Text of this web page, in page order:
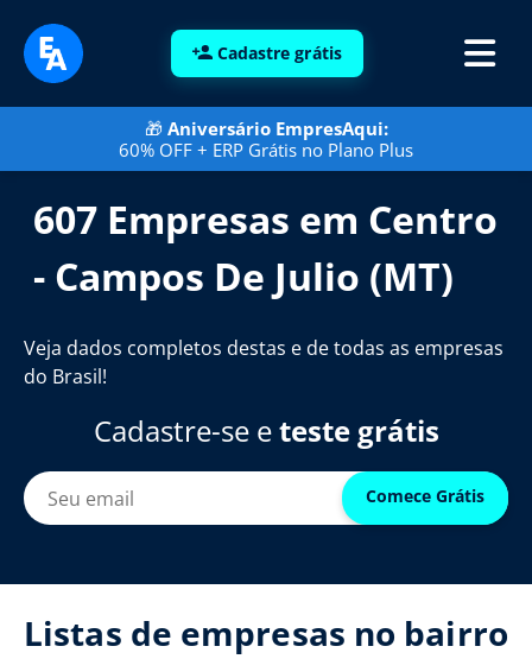
Cadastre grátis
🎁 Aniversário EmpresAqui:
60% OFF + ERP Grátis no Plano Plus
607 Empresas em Centro
- Campos De Julio (MT)
Veja dados completos destas e de todas as empresas
do Brasil!
Cadastre-se eteste grátis
Comece Grátis
Listas de empresas no bairro